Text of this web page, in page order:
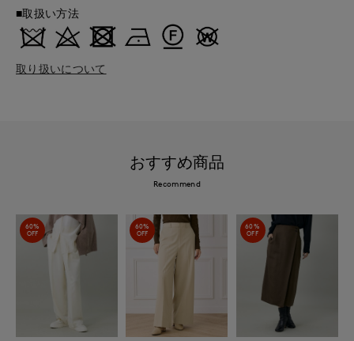
■取扱い方法
取り扱いについて
おすすめ商品
Recommend
60%
OFF
60%
OFF
60%
OFF